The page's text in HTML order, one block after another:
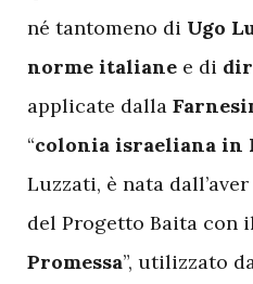
né tantomeno di Ugo
norme italiane e di
applicate dalla
“colonia israeliana in
Luzzati, è nata
del Progetto Baita con
Promessa”, utilizzato